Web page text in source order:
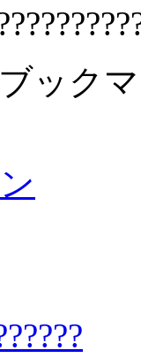
ック